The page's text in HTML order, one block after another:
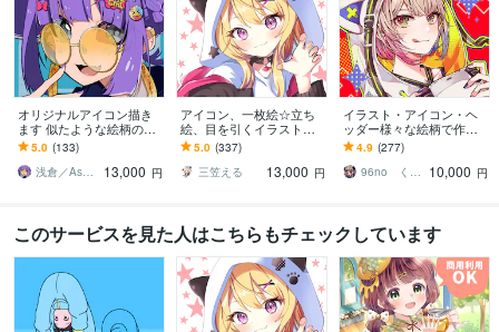
オリジナルアイコン描き
ます 似たような絵柄のア
イコンは嫌だなぁ…と思
いませんか？
5.0 (133)
浅倉／Asakura
13,000 円
アイコン、一枚絵☆立ち
絵、目を引くイラスト描
きます イリアム、サム
ネ、live2D、YouTube、歌
ってみたも
5.0 (337)
三笠える
13,000 円
イラスト・アイコン・ヘ
ッダー様々な絵柄で作成
します 商用可！似顔絵・
ブログ・インスタ・動画
配信サムネ等用途様々！
4.9 (277)
96no くろの
10,000 円
このサービスを見た人はこちらもチェックしています